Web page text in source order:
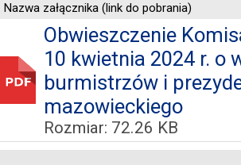
Nazwa załącznika (link do pobrania)
Obwieszczenie
10 kwietnia 2024 r. o
burmistrzów i
mazowieckiego
Rozmiar: 72.26 KB